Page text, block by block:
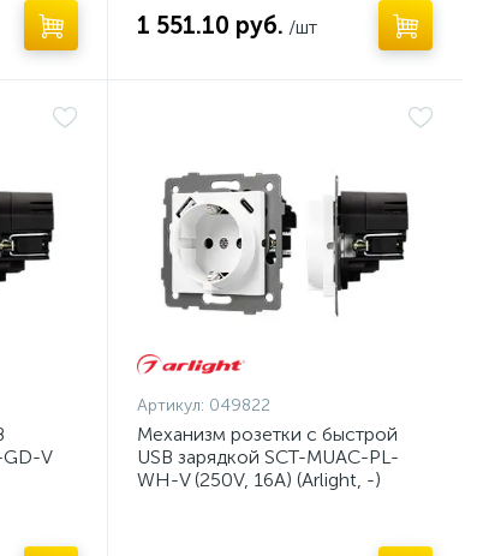
1 551.10 руб. /шт
GD-V
Артикул: 049822
Механизм розетки с быстрой
USB зарядкой SCT-MUAC-PL-
WH-V (250V, 16A) (Arlight, -)